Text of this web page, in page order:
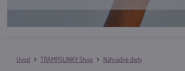
Úvod TRAMPOLÍNKY Shop Náhradné diely